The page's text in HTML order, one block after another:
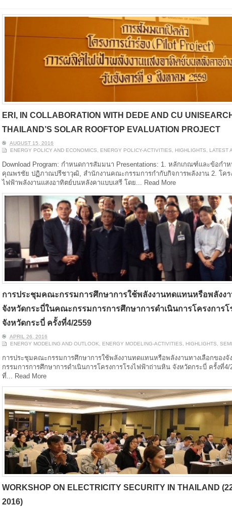
have been used for …
solar collectors for …
Read More
ERI, IN COLLABORATION WITH DEDE AND CU
THAILAND’S SOLAR ROOFTOP EVALUATION PROJECT
AUGUST 15, 2016
ENERGY POLICY AND ECONOMICS, ENERGY POLICY-ACTIVITIES, HIGHLIGHTS, LATEST
Download Program: กำหนดการสัมมนา Presentations: 1. หลักเกณฑ์และข้อกำ
คุณพรชัย ปฏิภาณปรีชาวุฒิ, สำนักงานคณะกรรมการกำกับกิจการพลังงาน 2. โคร
ไฟฟ้าพลังงานแสงอาทิตย์บนหลังคาแบบเสรี โดย... Read More
การประชุมคณะกรรมการศึกษาการใช้พลังงานทดแทนหรือพลังงา
จังหวัดกระบี่ในคณะกรรมการการศึกษาการดำเนินการโครงการ
จังหวัดกระบี่ ครั้งที่4/2559
APRIL 26, 2016
ENERGY MODELING AND OUTLOOK
ENERGY MODELING-ACTIVITIES HIGHLIGHTS
การประชุมคณะกรรมการศึกษาการใช้พลังงานทดแทนหรือพลังงานทางเลือกของ
กรรมการการศึกษาการดำเนินการโครงการโรงไฟฟ้าถ่านหิน จังหวัดกระบี่ ครั้งที่
ที่...
Read More
WORKSHOP ON ELECTRICITY SECURITY IN THAILAND
2016)